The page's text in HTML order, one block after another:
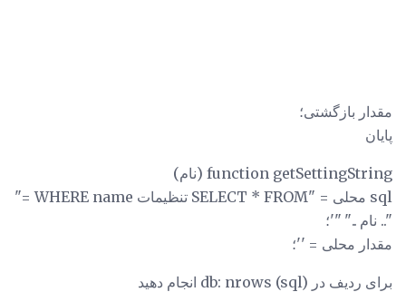
مقدار بازگشتی؛
پایان
function getSettingString (نام)
sql محلی = "SELECT * FROM تنظیمات WHERE name ="
".. نام .." "'؛
مقدار محلی = ''؛
برای ردیف در db: nrows (sql) انجام دهید